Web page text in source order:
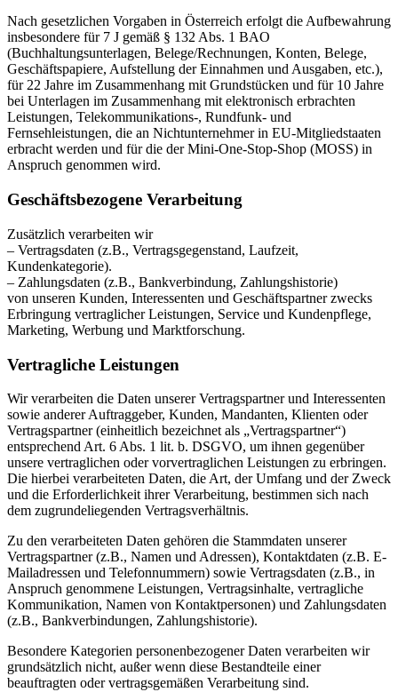
Nach gesetzlichen Vorgaben in Österreich erfolgt die Aufbewahrung
insbesondere für 7 J gemäß § 132 Abs. 1 BAO
(Buchhaltungsunterlagen, Belege/Rechnungen, Konten, Belege,
Geschäftspapiere, Aufstellung der Einnahmen und Ausgaben, etc.),
für 22 Jahre im Zusammenhang mit Grundstücken und für 10 Jahre
bei Unterlagen im Zusammenhang mit elektronisch erbrachten
Leistungen, Telekommunikations-, Rundfunk- und
Fernsehleistungen, die an Nichtunternehmer in EU-Mitgliedstaaten
erbracht werden und für die der Mini-One-Stop-Shop (MOSS) in
Anspruch genommen wird.
Geschäftsbezogene Verarbeitung
Zusätzlich verarbeiten wir
– Vertragsdaten (z.B., Vertragsgegenstand, Laufzeit,
Kundenkategorie).
– Zahlungsdaten (z.B., Bankverbindung, Zahlungshistorie)
von unseren Kunden, Interessenten und Geschäftspartner zwecks
Erbringung vertraglicher Leistungen, Service und Kundenpflege,
Marketing, Werbung und Marktforschung.
Vertragliche Leistungen
Wir verarbeiten die Daten unserer Vertragspartner und Interessenten
sowie anderer Auftraggeber, Kunden, Mandanten, Klienten oder
Vertragspartner (einheitlich bezeichnet als „Vertragspartner“)
entsprechend Art. 6 Abs. 1 lit. b. DSGVO, um ihnen gegenüber
unsere vertraglichen oder vorvertraglichen Leistungen zu erbringen.
Die hierbei verarbeiteten Daten, die Art, der Umfang und der Zweck
und die Erforderlichkeit ihrer Verarbeitung, bestimmen sich nach
dem zugrundeliegenden Vertragsverhältnis.
Zu den verarbeiteten Daten gehören die Stammdaten unserer
Vertragspartner (z.B., Namen und Adressen), Kontaktdaten (z.B. E-
Mailadressen und Telefonnummern) sowie Vertragsdaten (z.B., in
Anspruch genommene Leistungen, Vertragsinhalte, vertragliche
Kommunikation, Namen von Kontaktpersonen) und Zahlungsdaten
(z.B., Bankverbindungen, Zahlungshistorie).
Besondere Kategorien personenbezogener Daten verarbeiten wir
grundsätzlich nicht, außer wenn diese Bestandteile einer
beauftragten oder vertragsgemäßen Verarbeitung sind.